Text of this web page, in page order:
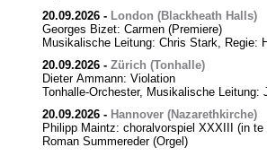
20.09.2026- London (Blackheath Halls)
Georges Bizet: Carmen (Premiere)
Musikalische Leitung: Chris Stark, Regie:
20.09.2026- Zürich (Tonhalle)
Dieter Ammann: Violation
Tonhalle-Orchester, Musikalische Leitung:
20.09.2026- Hannover (Nazarethkirche)
Philipp Maintz: choralvorspiel XXXIII (in
Roman Summereder (Orgel)